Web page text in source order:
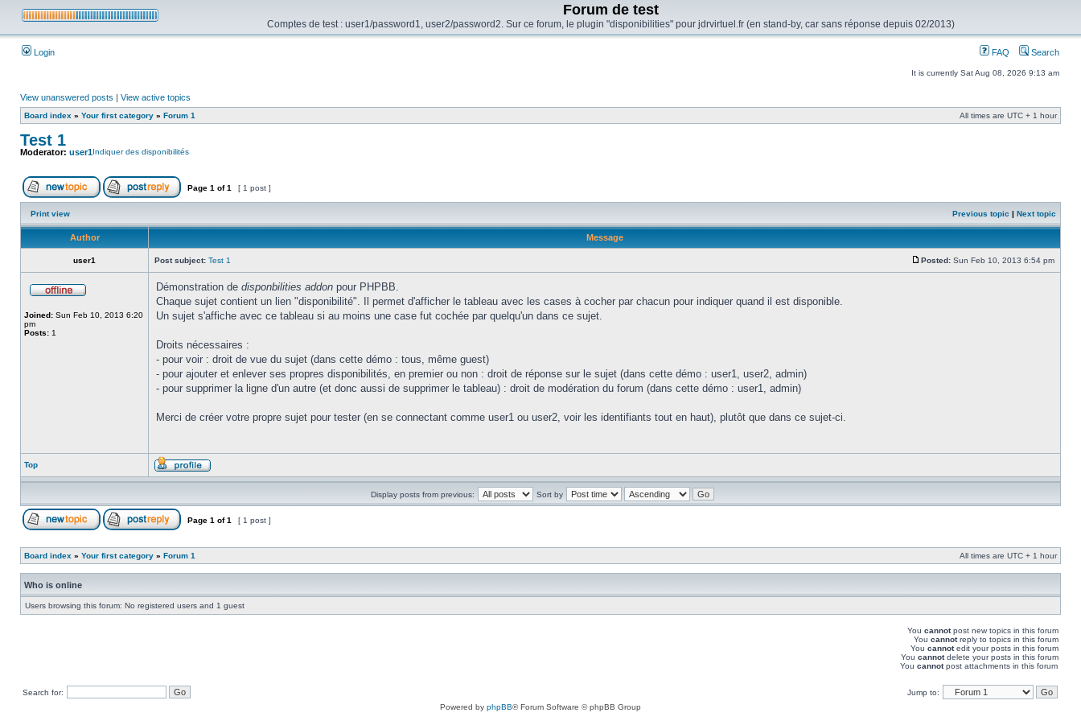
Forum de test
Comptes de test : user1/password1, user2/password2. Sur ce forum, le plugin "disponibilities" pour jdrvirtuel.fr (en stand-by, car sans réponse depuis 02/2013)
Login FAQ Search
It is currently Sat Aug 08, 2026 9:13 am
View unanswered posts | View active topics
Board index » Your first category » Forum 1 All times are UTC + 1 hour
Test 1
Moderator: user1Indiquer des disponibilités
Page 1 of1 [ 1 post ]
Print view Previous topic | Next topic
Author Message
user1 Post subject: Test 1 Posted: Sun Feb 10, 2013 6:54 pm
Joined: Sun Feb 10, 2013 6:20
pm
Posts: 1
Démonstration de disponbilities addon pour PHPBB.
Chaque sujet contient un lien "disponibilité". Il permet d'afficher le tableau avec les cases à cocher par chacun pour indiquer quand il est disponible.
Un sujet s'affiche avec ce tableau si au moins une case fut cochée par quelqu'un dans ce sujet.
Droits nécessaires :
- pour voir : droit de vue du sujet (dans cette démo : tous, même guest)
- pour ajouter et enlever ses propres disponibilités, en premier ou non : droit de réponse sur le sujet (dans cette démo : user1, user2, admin)
- pour supprimer la ligne d'un autre (et donc aussi de supprimer le tableau) : droit de modération du forum (dans cette démo : user1, admin)
Merci de créer votre propre sujet pour tester (en se connectant comme user1 ou user2, voir les identifiants tout en haut), plutôt que dans ce sujet-ci.
Top
Display posts from previous: Sort by
Page 1 of1 [ 1 post ]
Board index » Your first category » Forum 1 All times are UTC + 1 hour
Who is online
Users browsing this forum: No registered users and 1 guest
You cannotpost new topics in this forum
You cannotreply to topics in this forum
You cannotedit your posts in this forum
You cannotdelete your posts in this forum
You cannotpost attachments in this forum
Search for:
Jump to:
Powered by phpBB® Forum Software © phpBB Group